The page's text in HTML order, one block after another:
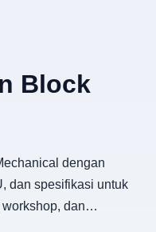
Block
dengan
dan spesifikasi untuk
workshop, dan…